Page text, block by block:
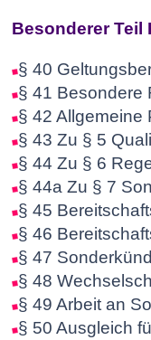
Besonderer Teil
§ 40
§ 41 Besondere
§ 42 Allgemeine
§ 43 Zu § 5
§ 44 Zu § 6
§ 44a Zu § 7
§ 45
§ 46
§ 47
§ 48
§ 49 Arbeit an
§ 50 Ausgleich